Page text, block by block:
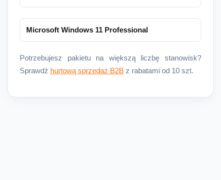
Microsoft Windows 11 Professional
Potrzebujesz pakietu na większą liczbę stanowisk?
Sprawdź hurtową sprzedaż B2B z rabatami od 10 szt.